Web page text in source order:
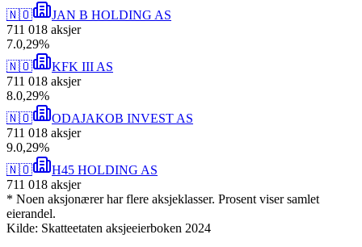
🇳🇴
JAN B HOLDING AS
711 018 aksjer
7.0,29%
🇳🇴
KFK III AS
711 018 aksjer
8.0,29%
🇳🇴
ODAJAKOB INVEST AS
711 018 aksjer
9.0,29%
🇳🇴
H45 HOLDING AS
711 018 aksjer
* Noen aksjonærer har flere aksjeklasser. Prosent viser samlet
eierandel.
Kilde: Skatteetaten aksjeeierboken 2024